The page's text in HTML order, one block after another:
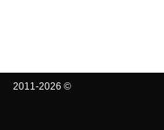
2011-2026 ©